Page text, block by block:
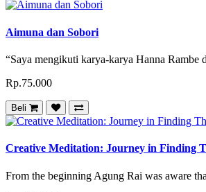
Aimuna dan Sobori
“Saya mengikuti karya-karya Hanna Rambe
Rp.75.000
Beli
Creative Meditation: Journey in Finding
From the beginning Agung Rai was aware